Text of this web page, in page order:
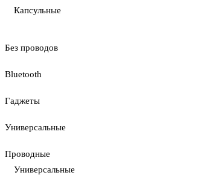
Капсульные
Без проводов
Bluetooth
Гаджеты
Универсальные
Проводные
Универсальные